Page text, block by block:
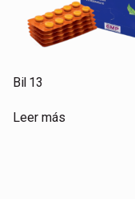
Bil 13
Leer más